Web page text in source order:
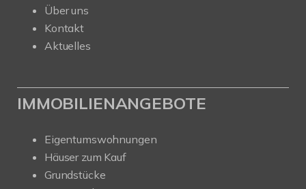
Über uns
Kontakt
Aktuelles
IMMOBILIENANGEBOTE
Eigentumswohnungen
Häuser zum Kauf
Grundstücke